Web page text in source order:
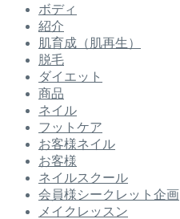
ボディ
紹介
肌育成（肌再生）
脱毛
ダイエット
商品
ネイル
フットケア
お客様ネイル
お客様
ネイルスクール
会員様シークレット企画
メイクレッスン